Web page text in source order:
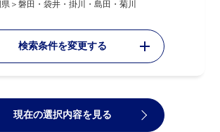
＞磐田・袋井・掛川・島田・菊川
検索条件を変更する
現在の選択内容を見る